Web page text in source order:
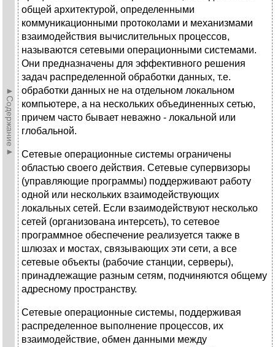
►Содержание►
общей архитектурой, определенными
коммуникационными протоколами и механизмами
взаимодействия вычислительных процессов,
называются сетевыми операционными системами.
Они предназначены для эффективного решения
задач распределенной обработки данных, т.е.
обработки данных не на отдельном локальном
компьютере, а на нескольких объединенных сетью,
причем часто бывает неважно - локальной или
глобальной.
Сетевые операционные системы ограничены
областью своего действия. Сетевые супервизоры
(управляющие программы) поддерживают работу
одной или нескольких взаимодействующих
локальных сетей. Если взаимодействуют несколько
сетей (организована интерсеть), то сетевое
программное обеспечение реализуется также в
шлюзах и мостах, связывающих эти сети, а все
сетевые объекты (рабочие станции, серверы),
принадлежащие разным сетям, подчиняются общему
адресному пространству.
Сетевые операционные системы, поддерживая
распределенное выполнение процессов, их
взаимодействие, обмен данными между